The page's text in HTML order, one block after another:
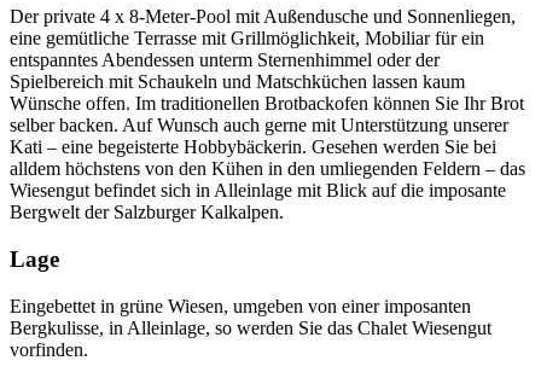
Der private 4 x 8-Meter-Pool mit Außendusche und Sonnenliegen,
eine gemütliche Terrasse mit Grillmöglichkeit, Mobiliar für ein
entspanntes Abendessen unterm Sternenhimmel oder der
Spielbereich mit Schaukeln und Matschküchen lassen kaum
Wünsche offen. Im traditionellen Brotbackofen können Sie Ihr Brot
selber backen. Auf Wunsch auch gerne mit Unterstützung unserer
Kati – eine begeisterte Hobbybäckerin. Gesehen werden Sie bei
alldem höchstens von den Kühen in den umliegenden Feldern – das
Wiesengut befindet sich in Alleinlage mit Blick auf die imposante
Bergwelt der Salzburger Kalkalpen.
Lage
Eingebettet in grüne Wiesen, umgeben von einer imposanten
Bergkulisse, in Alleinlage, so werden Sie das Chalet Wiesengut
vorfinden.